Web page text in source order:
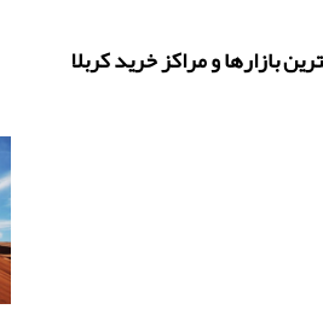
بازارها و مراکز خرید کربلا